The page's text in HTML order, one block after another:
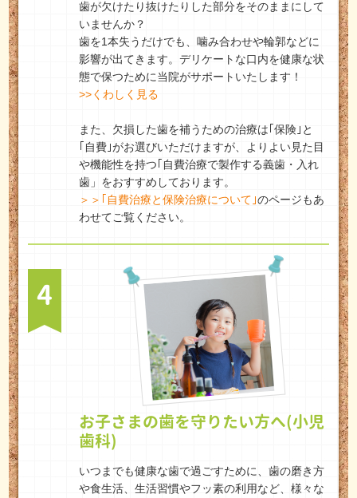
歯が欠けたり抜けたりした部分をそのままにして
いませんか？
歯を1本失うだけでも、噛み合わせや輪郭などに
影響が出てきます。デリケートな口内を健康な状
態で保つために当院がサポートいたします！
>>くわしく見る
また、欠損した歯を補うための治療は｢保険｣と
｢自費｣がお選びいただけますが、よりよい見た目
や機能性を持つ｢自費治療で製作する義歯・入れ
歯」をおすすめしております。
＞＞｢自費治療と保険治療について｣のページもあ
わせてご覧ください。
4
お子さまの歯を守りたい方へ(小児
歯科)
いつまでも健康な歯で過ごすために、歯の磨き方
や食生活、生活習慣やフッ素の利用など、様々な